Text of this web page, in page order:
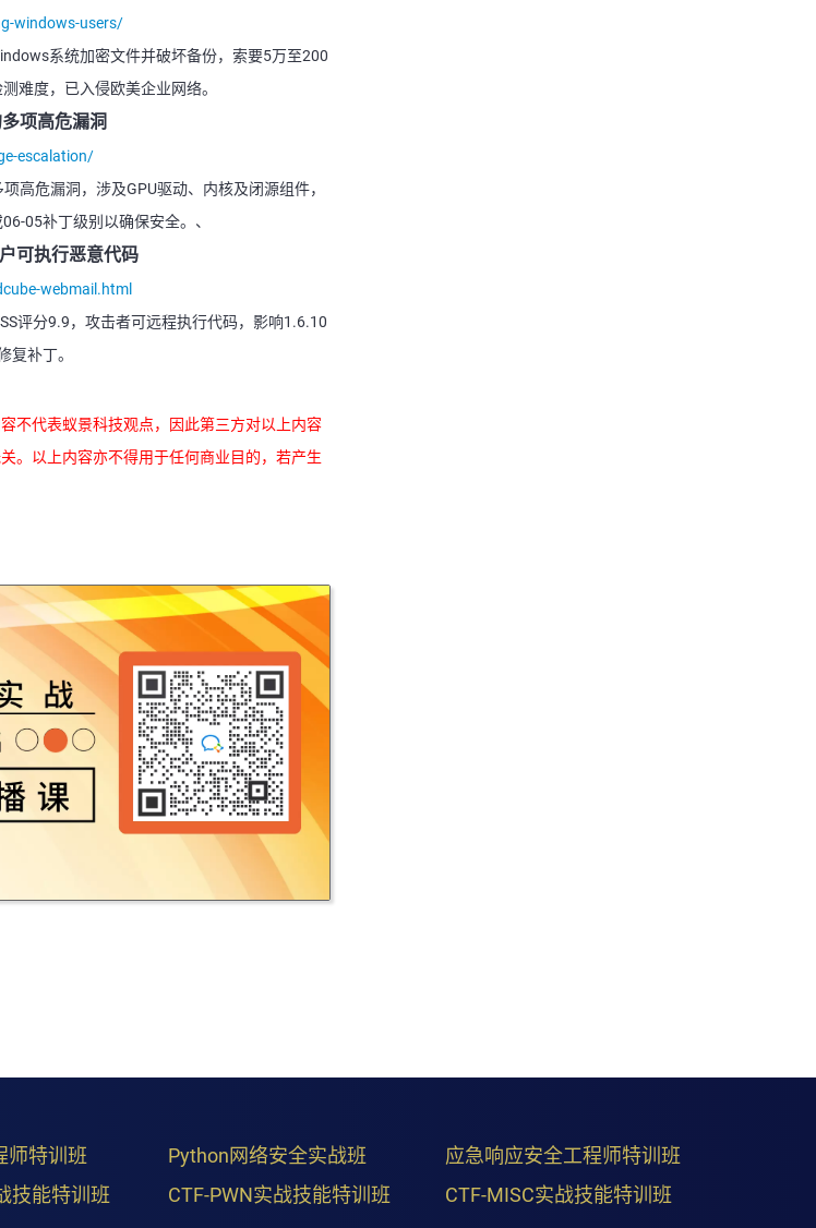
windows-users/
系统加密文件并破坏备份，索要5万至200
难度，已入侵欧美企业网络。
项高危漏洞
escalation/
高危漏洞，涉及GPU驱动、内核及闭源组件，
05补丁级别以确保安全。、
可执行恶意代码
webmail.html
评分9.9，攻击者可远程执行代码，影响1.6.10
复补丁。
不代表蚁景科技观点，因此第三方对以上内容
。以上内容亦不得用于任何商业目的，若产生
师特训班 Python网络安全实战班
应急响应安全工程师特训班
技能特训班 CTF-PWN实战技能特训班
CTF-MISC实战技能特训班